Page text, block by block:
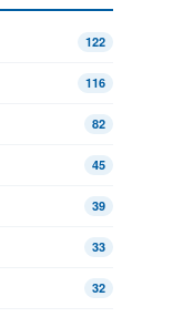
122
116
82
45
39
33
32